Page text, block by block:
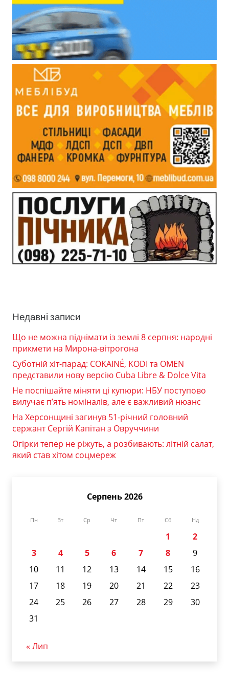
Недавні записи
Що не можна піднімати із землі 8 серпня: народні
прикмети на Мирона-вітрогона
Суботній хіт-парад: COKAINÉ, KODI та OMEN
представили нову версію Cuba Libre & Dolce Vita
Не поспішайте міняти ці купюри: НБУ поступово
вилучає п’ять номіналів, але є важливий нюанс
На Херсонщині загинув 51-річний головний
сержант Сергій Капітан з Овруччини
Огірки тепер не ріжуть, а розбивають: літній салат,
який став хітом соцмереж
Серпень 2026
Пн Вт Ср Чт Пт Сб Нд
1
2
3
4 5 6 7 8
9
10
11 12 13 14 15
16
17
18 19 20 21 22
23
24
25 26 27 28 29
30
31
« Лип